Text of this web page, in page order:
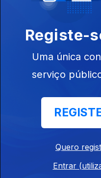
Registe-
Uma única
serviço
Quero
Entrar